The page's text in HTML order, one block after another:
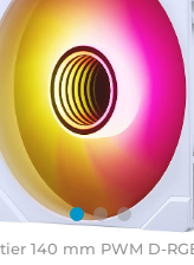
140 mm PWM D-